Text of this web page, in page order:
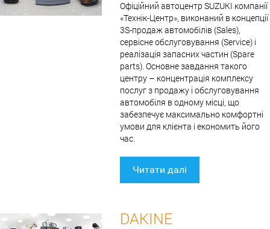
Офіційний автоцентр SUZUKI компанії
«Технік-Центр», виконаний в концепції
3S-продаж автомобілів (Sales),
сервісне обслуговування (Service) і
реалізація запасних частин (Spare
parts). Основне завдання такого
центру – концентрація комплексу
послуг з продажу і обслуговування
автомобіля в одному місці, що
забезпечує максимально комфортні
умови для клієнта і економить його
час.
Читати далі
DAKINE